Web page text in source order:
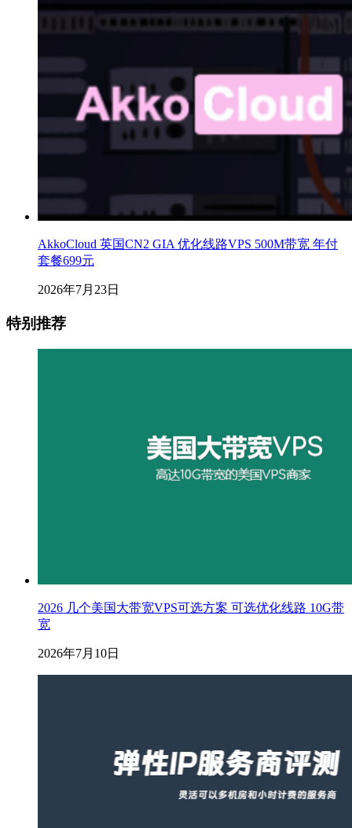
AkkoCloud 英国CN2 GIA 优化线路VPS 500M带宽 年付
套餐699元
2026年7月23日
特别推荐
2026 几个美国大带宽VPS可选方案 可选优化线路 10G带
宽
2026年7月10日